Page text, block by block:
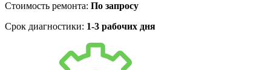
Стоимость ремонта: По запросу
Срок диагностики: 1-3 рабочих дня